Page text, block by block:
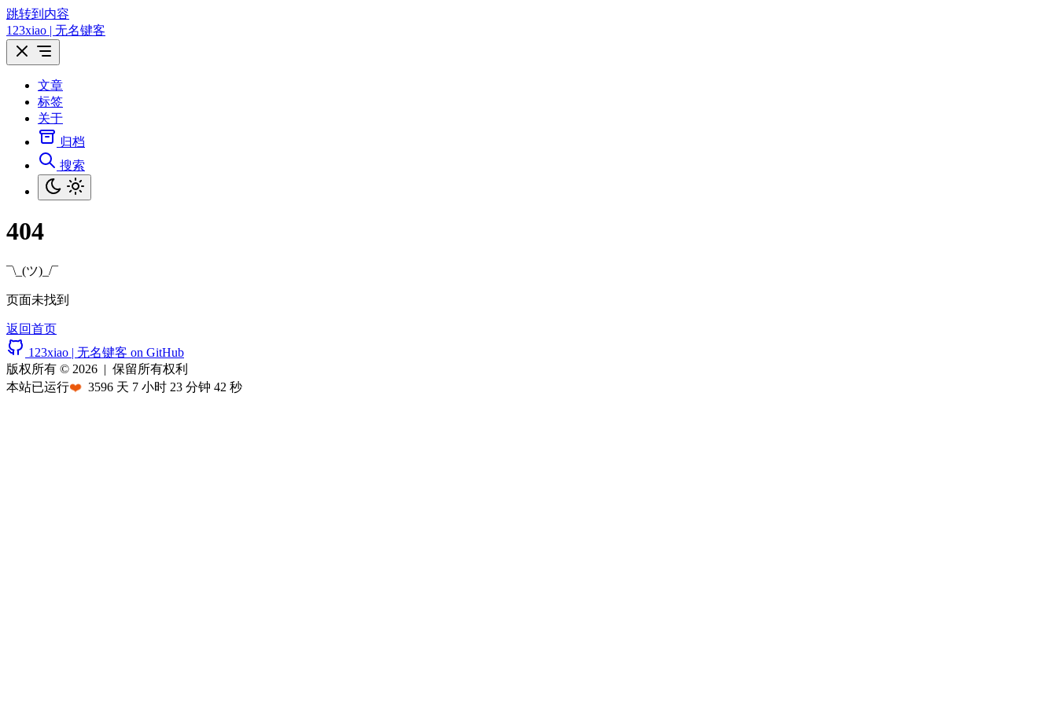
跳转到内容
123xiao | 无名键客
文章
标签
关于
归档
搜索
404
¯\_(ツ)_/¯
页面未找到
返回首页
123xiao | 无名键客 on GitHub
版权所有 © 2026 | 保留所有权利
本站已运行❤️ 3596 天 7 小时 23 分钟 42 秒